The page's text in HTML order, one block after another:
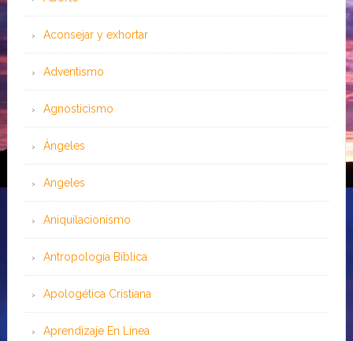
Aconsejar y exhortar
Adventismo
Agnosticismo
Ángeles
Angeles
Aniquilacionismo
Antropología Bíblica
Apologética Cristiana
Aprendizaje En Línea